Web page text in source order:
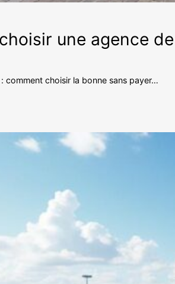
une agence
comment choisir la bonne sans payer…